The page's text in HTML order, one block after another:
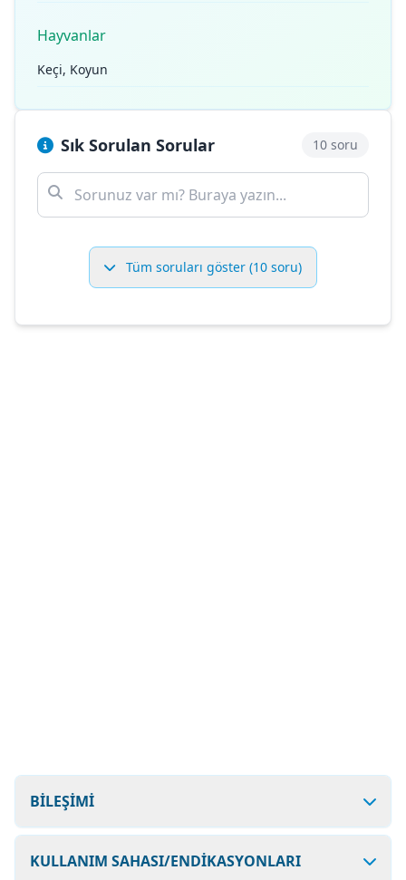
Hayvanlar
Keçi, Koyun
Sık Sorulan Sorular 10 soru
Tüm soruları göster (10 soru)
BİLEŞİMİ
KULLANIM SAHASI/ENDİKASYONLARI